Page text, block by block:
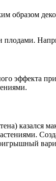
образом
плодами.
эффекта
казался